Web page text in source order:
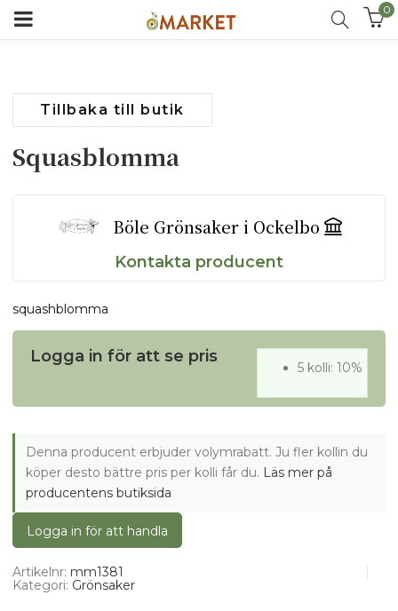
0
Tillbaka till butik
Squasblomma
Böle Grönsaker i Ockelbo
Kontakta producent
squashblomma
Logga in för att se pris
5 kolli: 10%
Denna producent erbjuder volymrabatt. Ju fler kollin du
köper desto bättre pris per kolli får du. Läs mer på
producentens butiksida
Logga in för att handla
Artikelnr: mm1381
Kategori: Grönsaker